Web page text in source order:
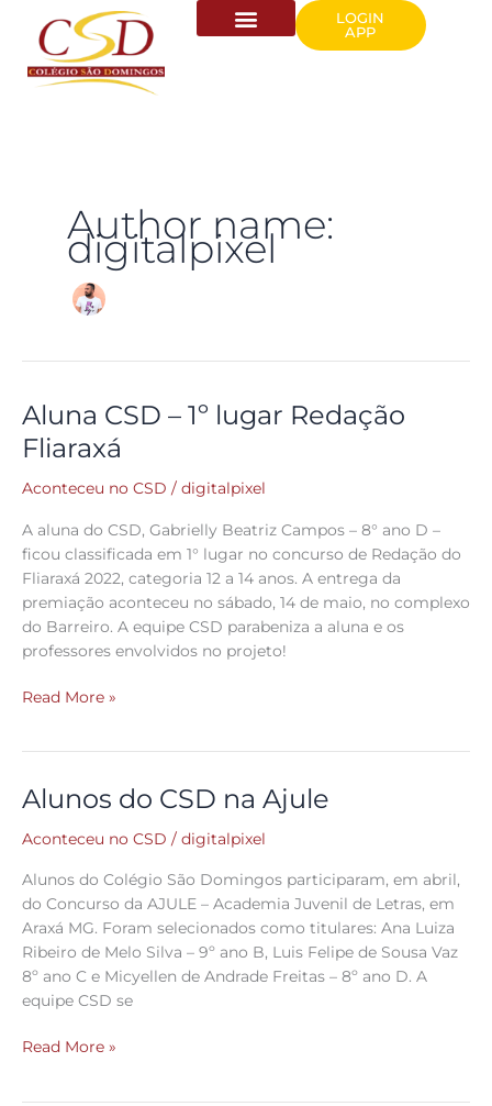
conteúdo
LOGIN
APP
Author name:
digitalpixel
Aluna CSD – 1º lugar Redação
Fliaraxá
Aconteceu no CSD / digitalpixel
A aluna do CSD, Gabrielly Beatriz Campos – 8° ano D –
ficou classificada em 1° lugar no concurso de Redação do
Fliaraxá 2022, categoria 12 a 14 anos. A entrega da
premiação aconteceu no sábado, 14 de maio, no complexo
do Barreiro. A equipe CSD parabeniza a aluna e os
professores envolvidos no projeto!
Aluna
CSD
–
1º
Redação
Fliaraxá
Read More »
Alunos do CSD na Ajule
Aconteceu no CSD / digitalpixel
Alunos do Colégio São Domingos participaram, em abril,
do Concurso da AJULE – Academia Juvenil de Letras, em
Araxá MG. Foram selecionados como titulares: Ana Luiza
Ribeiro de Melo Silva – 9º ano B, Luis Felipe de Sousa Vaz
8º ano C e Micyellen de Andrade Freitas – 8º ano D. A
equipe CSD se
Alunos
CSD
Ajule
Read More »